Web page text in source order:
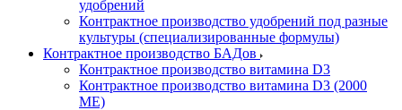
удобрений
Контрактное производство удобрений под разные
культуры (специализированные формулы)
Контрактное производство БАДов
Контрактное производство витамина D3
Контрактное производство витамина D3 (2000
МЕ)